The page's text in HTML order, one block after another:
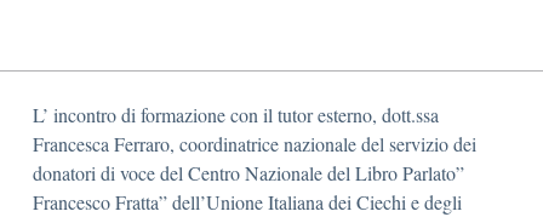
L’ incontro di formazione con il tutor esterno, dott.ssa
Francesca Ferraro, coordinatrice nazionale del servizio dei
donatori di voce del Centro Nazionale del Libro Parlato”
Francesco Fratta” dell’Unione Italiana dei Ciechi e degli